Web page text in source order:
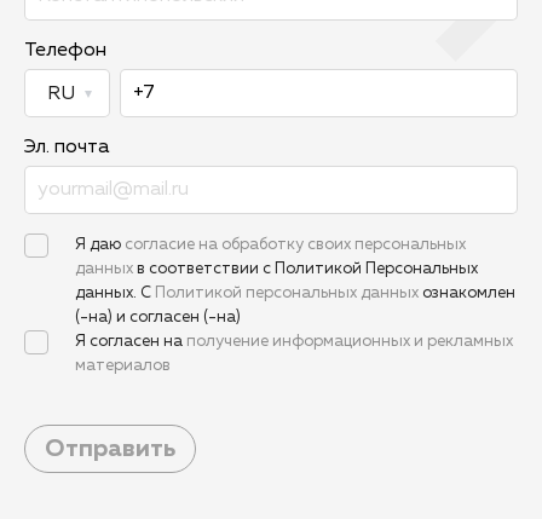
Телефон
Эл. почта
Я даю согласие на обработку своих персональных
данных в соответствии с Политикой Персональных
данных. С
Политикой персональных данных ознакомлен
(-на) и согласен (-на)
Я согласен на получение информационных и рекламных
материалов
Отправить